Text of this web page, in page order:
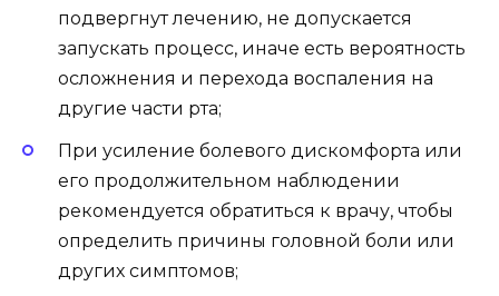
подвергнут лечению, не допускается
запускать процесс, иначе есть вероятность
осложнения и перехода воспаления на
другие части рта;
При усиление болевого дискомфорта или
его продолжительном наблюдении
рекомендуется обратиться к врачу, чтобы
определить причины головной боли или
других симптомов;